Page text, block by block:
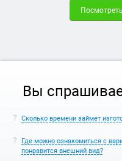
Вы
Сколько времени займет
Где можно ознакомиться с
понравится внешний вид?